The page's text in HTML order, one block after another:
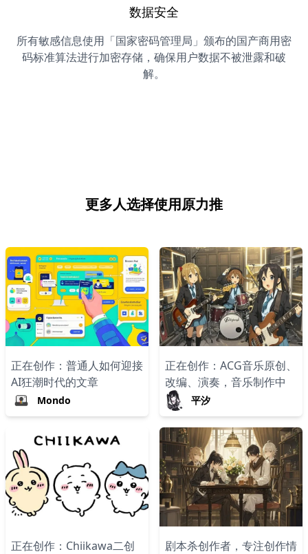
数据安全
所有敏感信息使用「国家密码管理局」颁布的国产商用密
码标准算法进行加密存储，确保用户数据不被泄露和破
解。
更多人选择使用原力推
正在创作：普通人如何迎接
AI狂潮时代的文章
Mondo
正在创作：ACG音乐原创、
改编、演奏，音乐制作中
平汐
正在创作：Chiikawa二创
剧本杀创作者，专注创作情